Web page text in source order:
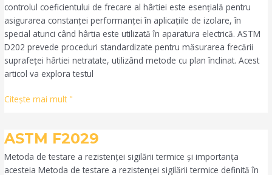
controlul coeficientului de frecare al hârtiei este esențială pentru
asigurarea constanței performanței în aplicațiile de izolare, în
special atunci când hârtia este utilizată în aparatura electrică. ASTM
D202 prevede proceduri standardizate pentru măsurarea frecării
suprafeței hârtiei netratate, utilizând metode cu plan înclinat. Acest
articol va explora testul
Citeşte mai mult "
ASTM F2029
Metoda de testare a rezistenței sigilării termice și importanța
acesteia Metoda de testare a rezistenței sigilării termice definită în
ASTM